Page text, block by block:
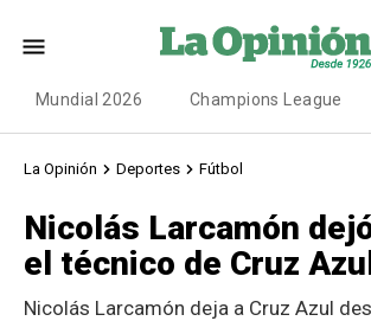
Mundial 2026 Champions League
La Opinión Deportes Fútbol
Nicolás Larcamón
el técnico de Cruz
Nicolás Larcamón deja a Cruz Azul